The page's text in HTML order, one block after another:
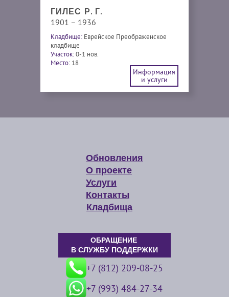
ГИЛЕС Р. Г.
1901 – 1936
Кладбище: Еврейское Преображенское
кладбище
Участок:0-1 нов.
Место: 18
Информация
и услуги
Обновления
О проекте
Услуги
Контакты
Кладбища
ОБРАЩЕНИЕ
В СЛУЖБУ ПОДДЕРЖКИ
+7 (812) 209-08-25
+7 (993) 484-27-34